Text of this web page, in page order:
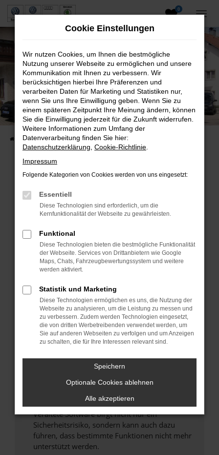
Zum
0
Neuwagen und Gebrauchtwagen
VW, VW Nutzfahrzeuge, Audi & Skoda
Startseite Fahrzeuge Fahrzeugsuche
Beim Laden ist ein Fehler aufgetreten.
Hier sind ein paar Tipps, die dir helfen können:
Überprüfe deine Firewall und deine
Internetverbindung.
Laden andere Webseiten, zum Beispiel deine
Suchmaschine?
Manche Erweiterungen, wie Werbeblocker,
können das Laden bestimmter Seiten
verhindern. Funktioniert die Seite in einem
anderen Browser oder in einem privaten
Fenster?
Starte dein Gerät neu.
Das kann manchmal helfen, vorübergehende
Probleme zu beheben.
Stelle sicher, dass dein Browser und dein
Veraltete Software birgt nicht nur ein
Sicherheitsrisiko, sondern kann auch dazu
führen, dass bestimmte Funktionen nicht mehr
unterstützt werden.
Cookie Einstellungen
Wir nutzen Cookies, um Ihnen die bestmögliche
Nutzung unserer Webseite zu ermöglichen und unsere
Kommunikation mit Ihnen zu verbessern. Wir
berücksichtigen hierbei Ihre Präferenzen und
verarbeiten Daten für Marketing und Statistiken nur,
wenn Sie uns Ihre Einwilligung geben. Wenn Sie zu
einem späteren Zeitpunkt Ihre Meinung ändern, können
Sie die Einwilligung jederzeit für die Zukunft widerrufen.
Weitere Informationen zum Umfang der
Datenverarbeitung finden Sie hier:
Datenschutzerklärung Cookie-Richtlinie
Impressum
Folgende Kategorien von Cookies werden von uns eingesetzt:
Essentiell
Diese Technologien sind erforderlich, um die
Kernfunktionalität der Webseite zu gewährleisten.
Funktional
Diese Technologien bieten die bestmögliche Funktionalität
der Webseite. Services von Drittanbietern wie Google
Maps, Chats, Fahrzeugbewertungssystem und weitere
werden aktiviert.
Statistik und Marketing
Diese Technologien ermöglichen es uns, die Nutzung der
Webseite zu analysieren, um die Leistung zu messen und
zu verbessern. Zudem werden Technologien eingesetzt,
die von dritten Werbetreibenden verwendet werden, um
Sie auf anderen Webseiten zu verfolgen und um Anzeigen
zu schalten, die für Ihre Interessen relevant sind.
Speichern
Optionale Cookies ablehnen
Alle akzeptieren